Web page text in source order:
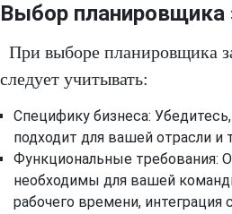
Выбор планировщика
При выборе планировщика
следует учитывать:
Специфику бизнеса:
подходит для вашей отрасли и
Функциональные требования:
необходимы для вашей
рабочего времени, интеграция